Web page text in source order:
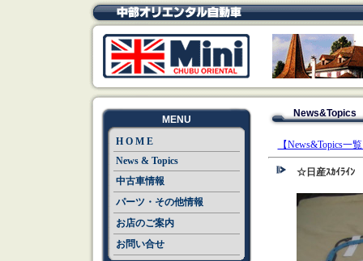
MENU
H O M E
News & Topics
中古車情報
パーツ・その他情報
お店のご案内
お問い合せ
News&Topics
【News&Topics一
☆日産ｽｶｲﾗｲﾝ